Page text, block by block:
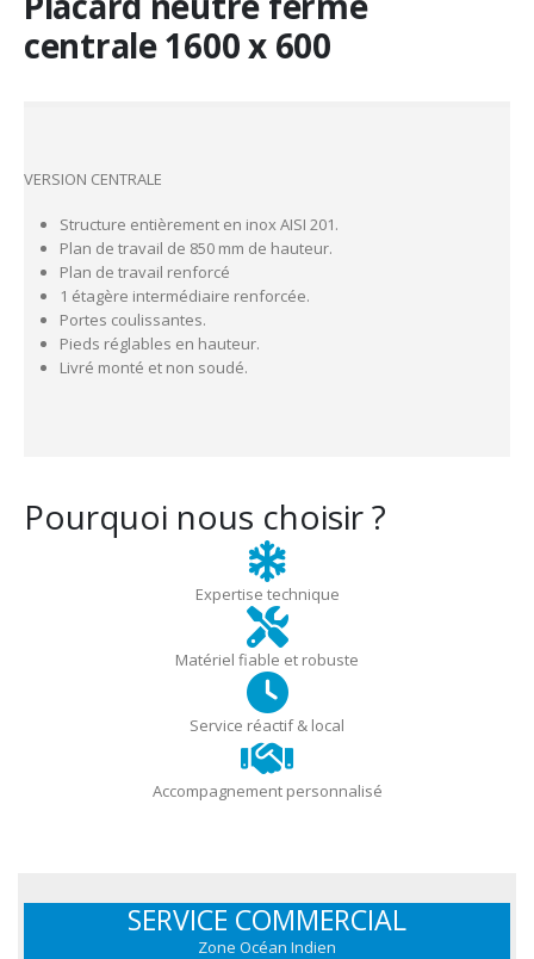
centrale 1600 x 600
VERSION CENTRALE
Structure entièrement en inox AISI 201.
Plan de travail de 850 mm de hauteur.
Plan de travail renforcé
1 étagère intermédiaire renforcée.
Portes coulissantes.
Pieds réglables en hauteur.
Livré monté et non soudé.
Pourquoi nous choisir ?
Expertise technique
Matériel fiable et robuste
Service réactif & local
Accompagnement personnalisé
SERVICE COMMERCIAL
Zone Océan Indien